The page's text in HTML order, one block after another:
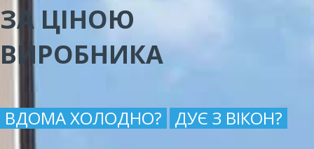
ЗА ЦІНОЮ
ВИРОБНИКА
ВДОМА ХОЛОДНО?
ДУЄ З ВІКОН?